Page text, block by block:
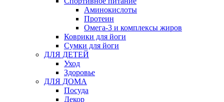
Аминокислоты
Протеин
Омега-3 и комплексы жиров
Коврики для йоги
Сумки для йоги
ДЛЯ ДЕТЕЙ
Уход
Здоровье
ДЛЯ ДОМА
Посуда
Декор